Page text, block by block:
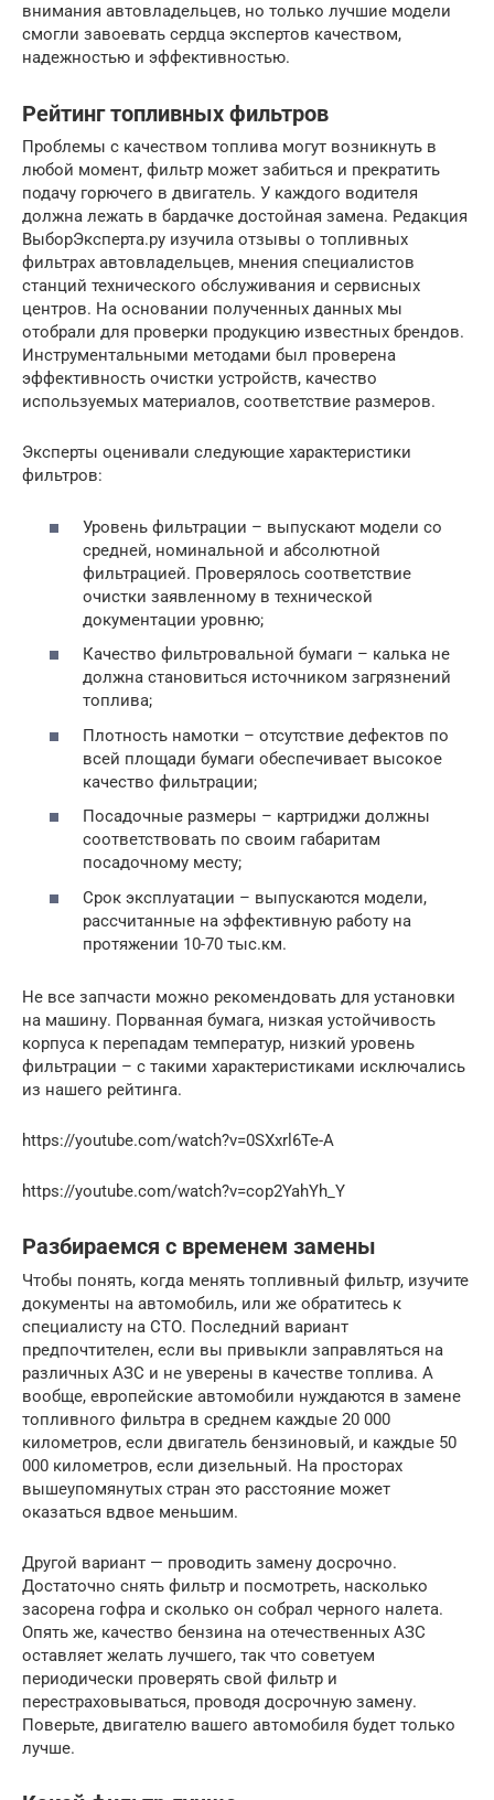
внимания автовладельцев, но только лучшие модели
смогли завоевать сердца экспертов качеством,
надежностью и эффективностью.
Рейтинг топливных фильтров
Проблемы с качеством топлива могут возникнуть в
любой момент, фильтр может забиться и прекратить
подачу горючего в двигатель. У каждого водителя
должна лежать в бардачке достойная замена. Редакция
ВыборЭксперта.ру изучила отзывы о топливных
фильтрах автовладельцев, мнения специалистов
станций технического обслуживания и сервисных
центров. На основании полученных данных мы
отобрали для проверки продукцию известных брендов.
Инструментальными методами был проверена
эффективность очистки устройств, качество
используемых материалов, соответствие размеров.
Эксперты оценивали следующие характеристики
фильтров:
Уровень фильтрации – выпускают модели со
средней, номинальной и абсолютной
фильтрацией. Проверялось соответствие
очистки заявленному в технической
документации уровню;
Качество фильтровальной бумаги – калька не
должна становиться источником загрязнений
топлива;
Плотность намотки – отсутствие дефектов по
всей площади бумаги обеспечивает высокое
качество фильтрации;
Посадочные размеры – картриджи должны
соответствовать по своим габаритам
посадочному месту;
Срок эксплуатации – выпускаются модели,
рассчитанные на эффективную работу на
протяжении 10-70 тыс.км.
Не все запчасти можно рекомендовать для установки
на машину. Порванная бумага, низкая устойчивость
корпуса к перепадам температур, низкий уровень
фильтрации – с такими характеристиками исключались
из нашего рейтинга.
https://youtube.com/watch?v=0SXxrl6Te-A
https://youtube.com/watch?v=cop2YahYh_Y
Разбираемся с временем замены
Чтобы понять, когда менять топливный фильтр, изучите
документы на автомобиль, или же обратитесь к
специалисту на СТО. Последний вариант
предпочтителен, если вы привыкли заправляться на
различных АЗС и не уверены в качестве топлива. А
вообще, европейские автомобили нуждаются в замене
топливного фильтра в среднем каждые 20 000
километров, если двигатель бензиновый, и каждые 50
000 километров, если дизельный. На просторах
вышеупомянутых стран это расстояние может
оказаться вдвое меньшим.
Другой вариант — проводить замену досрочно.
Достаточно снять фильтр и посмотреть, насколько
засорена гофра и сколько он собрал черного налета.
Опять же, качество бензина на отечественных АЗС
оставляет желать лучшего, так что советуем
периодически проверять свой фильтр и
перестраховываться, проводя досрочную замену.
Поверьте, двигателю вашего автомобиля будет только
лучше.